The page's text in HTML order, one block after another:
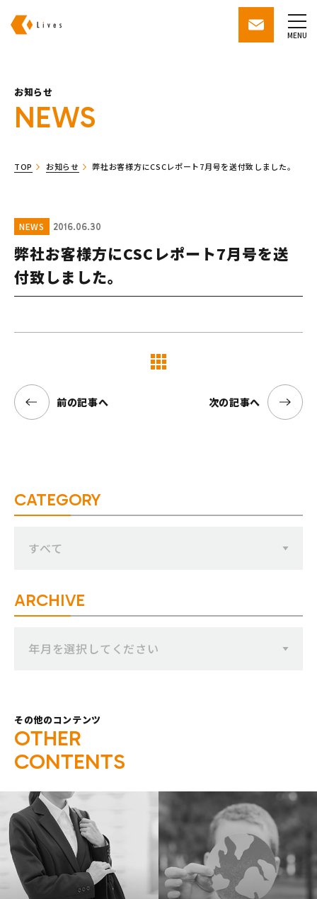
contactMENU
お知らせ
NEWS
TOP お知らせ 弊社お客様方にCSCレポート7月号を送付致しました。
NEWS 2016.06.30
弊社お客様方にCSCレポート7月号を送
付致しました。
前の記事へ 次の記事へ
CATEGORY
すべて
ARCHIVE
年月を選択してください
その他のコンテンツ
OTHER
CONTENTS